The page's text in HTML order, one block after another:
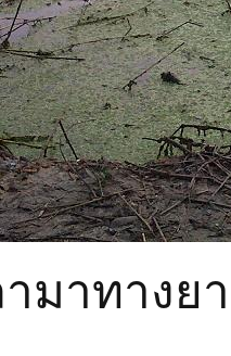
มาทางย